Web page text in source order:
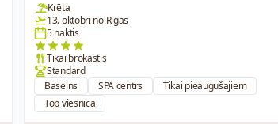
Krēta
13. oktobrī no Rīgas
5 naktis
Tikai brokastis
Standard
Baseins
SPA centrs
Tikai pieaugušajiem
Top viesnīca